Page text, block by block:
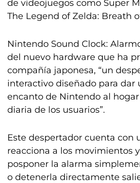
de videojuegos como Super
The Legend of Zelda: Breath
Nintendo Sound Clock:
del nuevo hardware que ha
compañía japonesa, “un
interactivo diseñado para dar
encanto de Nintendo al
diaria de los usuarios”.
Este despertador cuenta con
reacciona a los movimientos
posponer la alarma
o detenerla directamente